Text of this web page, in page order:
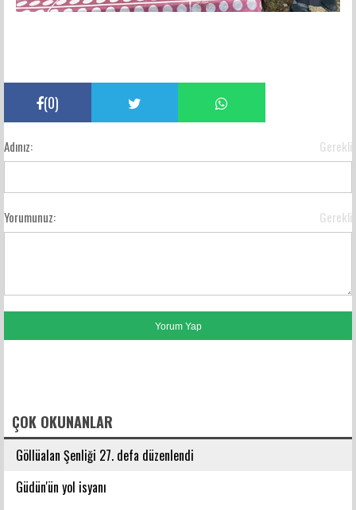
(0)
Adınız: Gerekli
Yorumunuz: Gerekli
ÇOK OKUNANLAR
Göllüalan Şenliği 27. defa düzenlendi
Güdün'ün yol isyanı